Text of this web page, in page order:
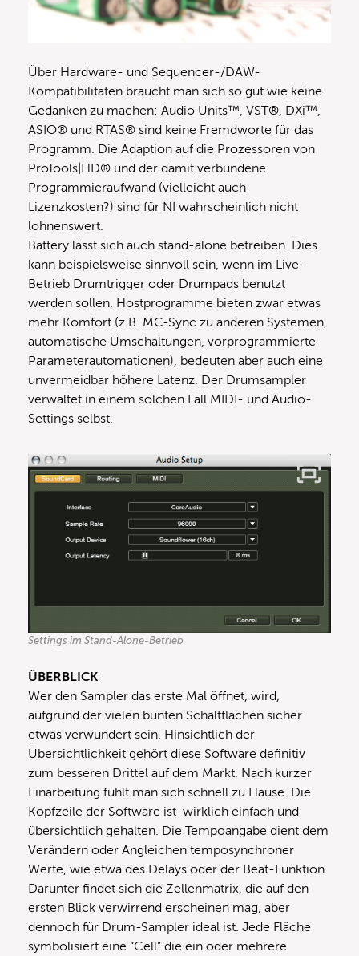
Über Hardware- und Sequencer-/DAW-
Kompatibilitäten braucht man sich so gut wie keine
Gedanken zu machen: Audio Units™, VST®, DXi™,
ASIO® und RTAS® sind keine Fremdworte für das
Programm. Die Adaption auf die Prozessoren von
ProTools|HD® und der damit verbundene
Programmieraufwand (vielleicht auch
Lizenzkosten?) sind für NI wahrscheinlich nicht
lohnenswert.
Battery lässt sich auch stand-alone betreiben. Dies
kann beispielsweise sinnvoll sein, wenn im Live-
Betrieb Drumtrigger oder Drumpads benutzt
werden sollen. Hostprogramme bieten zwar etwas
mehr Komfort (z.B. MC-Sync zu anderen Systemen,
automatische Umschaltungen, vorprogrammierte
Parameterautomationen), bedeuten aber auch eine
unvermeidbar höhere Latenz. Der Drumsampler
verwaltet in einem solchen Fall MIDI- und Audio-
Settings selbst.
Settings im Stand-Alone-Betrieb
ÜBERBLICK
Wer den Sampler das erste Mal öffnet, wird,
aufgrund der vielen bunten Schaltflächen sicher
etwas verwundert sein. Hinsichtlich der
Übersichtlichkeit gehört diese Software definitiv
zum besseren Drittel auf dem Markt. Nach kurzer
Einarbeitung fühlt man sich schnell zu Hause. Die
Kopfzeile der Software ist wirklich einfach und
übersichtlich gehalten. Die Tempoangabe dient dem
Verändern oder Angleichen temposynchroner
Werte, wie etwa des Delays oder der Beat-Funktion.
Darunter findet sich die Zellenmatrix, die auf den
ersten Blick verwirrend erscheinen mag, aber
dennoch für Drum-Sampler ideal ist. Jede Fläche
symbolisiert eine “Cell” die ein oder mehrere